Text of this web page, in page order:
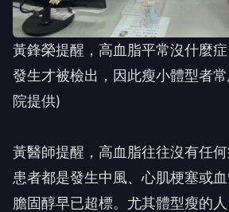
黃鋒榮提醒，高血脂平常沒什麼
發生才被檢出，因此瘦小體型者
院提供)
黃醫師提醒，高血脂往往沒有任
患者都是發生中風、心肌梗塞或
膽固醇早已超標。尤其體型瘦的